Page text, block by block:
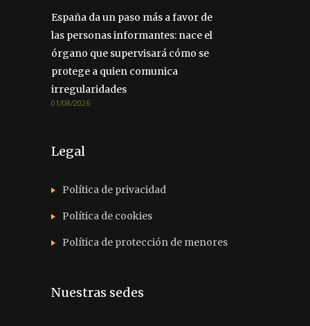
España da un paso más a favor de
las personas informantes: nace el
órgano que supervisará cómo se
protege a quien comunica
irregularidades
01/08/2026
Legal
Política de privacidad
Política de cookies
Política de protección de menores
Nuestras sedes